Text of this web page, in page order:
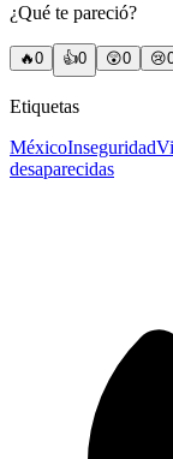
¿Qué te pareció?
🔥0 👍0 😲0 😢
Etiquetas
MéxicoInseguridad
desaparecidas